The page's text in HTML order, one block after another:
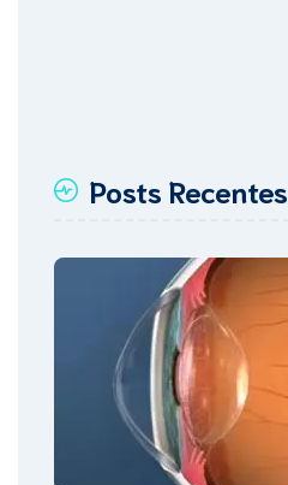
Posts Recentes